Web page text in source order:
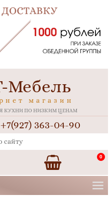
Мебель
магазин
КУХНИ ПО НИЗКИМ ЦЕНАМ
+7(927) 363-04-90
0